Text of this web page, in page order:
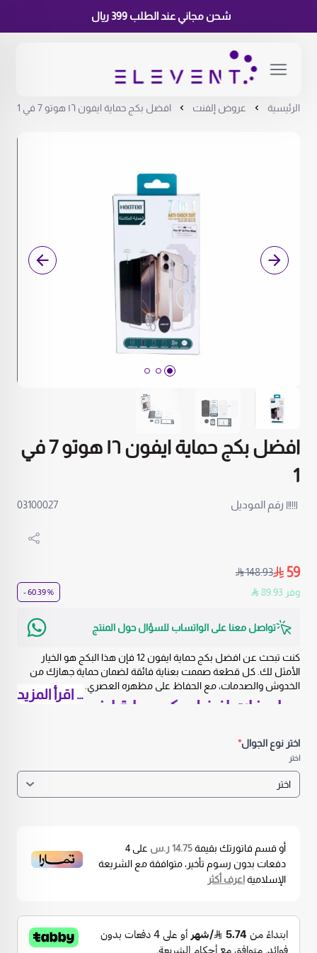
شحن مجاني عند الطلب 399 ريال
الرئيسية عروض إلفنت افضل بكج حماية ايفون ١٦ هوتو 7 في 1
افضل بكج حماية ايفون ١٦ هوتو 7 في
1
رقم الموديل 03100027
59
148.93
وفر 89.93 % 60.39 -
تواصل معنا على الواتساب للسؤال حول المنتج
كنت تبحث عن افضل بكج حماية ايفون 12 فإن هذا البكج هو الخيار
الأمثل لك. كل قطعة صممت بعناية فائقة لضمان حماية جهازك من
الخدوش والصدمات، مع الحفاظ على مظهره العصري.
مواصفات افضل بكج حماية ايفون ١٦
متوافق مع: أجهزة iPhone 12 فقط
محتويات البكج
غطاء حماية خلفي مقاوم للصدمات.
واقي شاشة زجاجي فائق الشفافية.
واقي عدسة الكاميرا.
حامل هاتف مبتكر مدمج بالغطاء.
أداة تنظيف متكاملة.
مادة التصنيع: بولي كربون شفاف مع طبقة حماية إضافية.
اكتشف المزيد منعروض الفنت
: يغنيك هذا البكج عن شراء أي ملحقات
إضافية.
… اقرأ المزيد
اختر نوع الجوال*
اختر
أو قسم فاتورتك بقيمة14.75 ر.س على 4
دفعات بدون رسوم تأخير، متوافقة مع الشريعة
الإسلاميةاعرف أكثر